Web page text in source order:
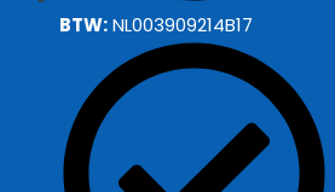
BTW:NL003909214B17